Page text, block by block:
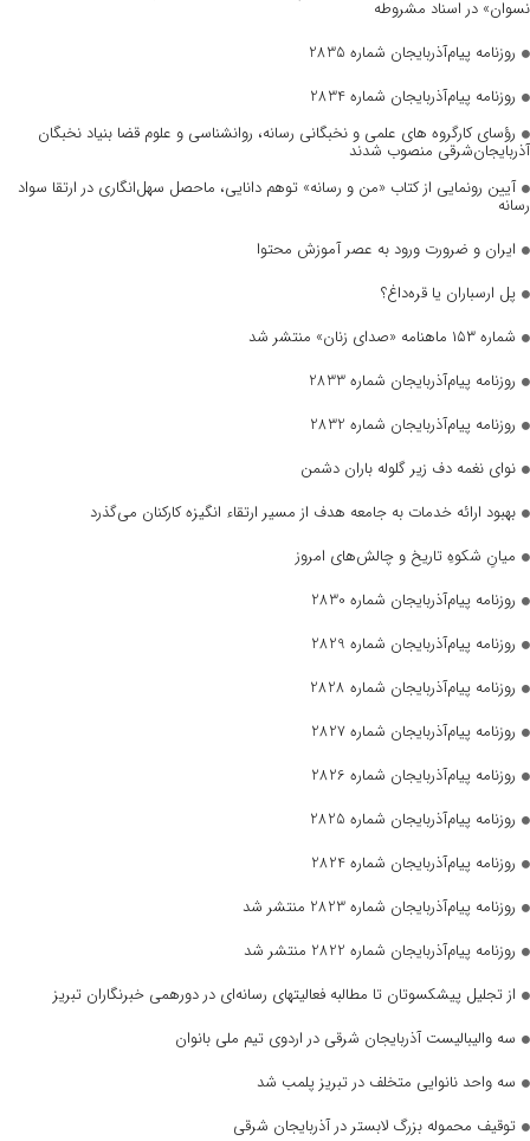
نسوان» در اسناد مشروطه
روزنامه پیام‌آذربایجان شماره 2835
روزنامه پیام‌آذربایجان شماره 2834
رؤسای کارگروه های علمی و نخبگانی رسانه، روانشناسی و علوم قضا بنیاد نخبگان
آذربایجان‌شرقی منصوب شدند
آیین رونمایی از کتاب «من و رسانه» توهم دانایی، ماحصل سهل‌انگاری در ارتقا سواد
رسانه
ایران و ضرورت ورود به عصر آموزش محتوا
پل ارسباران یا قره‌داغ؟
شماره ۱۵۳ ماهنامه «صدای زنان» منتشر شد
روزنامه پیام‌آذربایجان شماره 2833
روزنامه پیام‌آذربایجان شماره 2832
نوای نغمه دف زیر گلوله باران دشمن
بهبود ارائه خدمات به جامعه هدف از مسیر ارتقاء انگیزه کارکنان می‌گذرد
میانِ شکوهِ تاریخ و چالش‌های امروز
روزنامه پیام‌آذربایجان شماره 2830
روزنامه پیام‌آذربایجان شماره 2829
روزنامه پیام‌آذربایجان شماره 2828
روزنامه پیام‌آذربایجان شماره 2827
روزنامه پیام‌آذربایجان شماره 2826
روزنامه پیام‌آذربایجان شماره 2825
روزنامه پیام‌آذربایجان شماره 2824
روزنامه پیام‌آذربایجان شماره 2823 منتشر شد
روزنامه پیام‌آذربایجان شماره 2822 منتشر شد
از تجلیل پیشکسوتان تا مطالبه فعالیتهای رسانه‌ای در دورهمی خبرنگاران تبریز
سه والیبالیست آذربایجان‌ شرقی در اردوی تیم ملی بانوان
سه واحد نانوایی متخلف در تبریز پلمب شد
توقیف محموله بزرگ لابستر در آذربایجان شرقی